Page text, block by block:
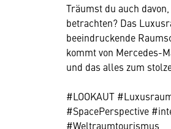
Träumst du auch
betrachten? Das
beeindruckende
kommt von Mercedes-
und das alles zum
#LOOKAUT
#SpacePerspective
#Weltraumtourismus